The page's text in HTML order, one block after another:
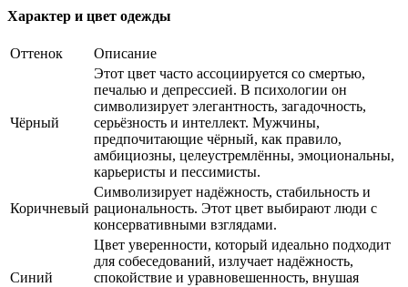
Характер и цвет одежды
Оттенок Описание
Чёрный
Этот цвет часто ассоциируется со смертью,
печалью и депрессией. В психологии он
символизирует элегантность, загадочность,
серьёзность и интеллект. Мужчины,
предпочитающие чёрный, как правило,
амбициозны, целеустремлённы, эмоциональны,
карьеристы и пессимисты.
Коричневый
Символизирует надёжность, стабильность и
рациональность. Этот цвет выбирают люди с
консервативными взглядами.
Синий
Цвет уверенности, который идеально подходит
для собеседований, излучает надёжность,
спокойствие и уравновешенность, внушая